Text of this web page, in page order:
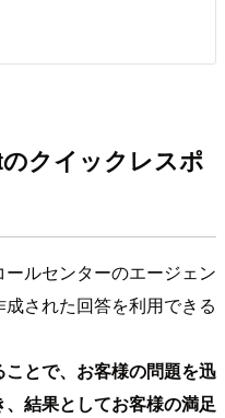
クイックレスポ
ルセンターのエージェン
された回答を利用できる
とで、お客様の問題を迅
結果としてお客様の満足